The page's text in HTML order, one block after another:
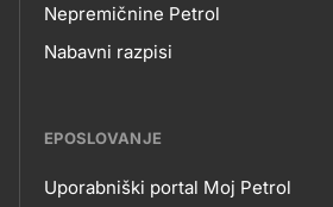
Nepremičnine Petrol
Nabavni razpisi
EPOSLOVANJE
Uporabniški portal Moj Petrol